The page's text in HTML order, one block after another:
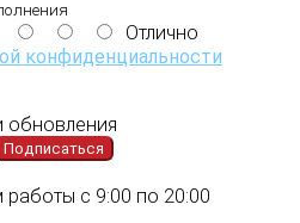
Отлично
конфиденциальности
обновления
Подписаться
с 9:00 по 20:00